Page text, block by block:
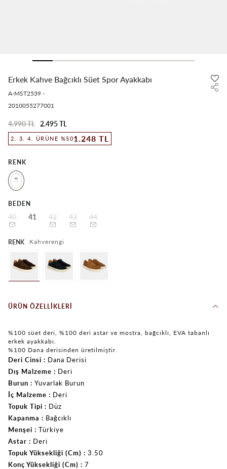
Erkek Kahve Bağcıklı Süet Spor Ayakkabı
A-MST2539 -
2010055277001
4.990 TL 2.495 TL
2. 3. 4. ÜRÜNE %501.248 TL
RENK
BEDEN
40 41 42 43 44
RENK Kahverengi
ÜRÜN ÖZELLIKLERI
%100 süet deri, %100 deri astar ve mostra, bağcıklı, EVA tabanlı
erkek ayakkabı.
%100 Dana derisinden üretilmiştir.
Deri Cinsi
Dana Derisi
Dış Malzeme
Deri
Burun
Yuvarlak Burun
İç Malzeme
Deri
Topuk Tipi
Düz
Kapanma
Bağcıklı
Menşei
Türkiye
Astar
Deri
Topuk Yüksekliği (Cm)
3.50
Konç Yüksekliği (Cm)
7